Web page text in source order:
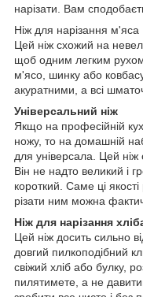
нарізати. Вам
Ніж для нарізання м'яса
Цей ніж схожий на
щоб одним легким
м'ясо, шинку або
акуратними, а всі
Універсальний ніж
Якщо на професійній
ножу, то на домашній
для універсала. Цей
Він не надто великий і
короткий. Саме ці
різати ним можна
Ніж для нарізання
Цей ніж досить сильно
довгий пилкоподібний
свіжий хліб або булку,
пилятимете, а не